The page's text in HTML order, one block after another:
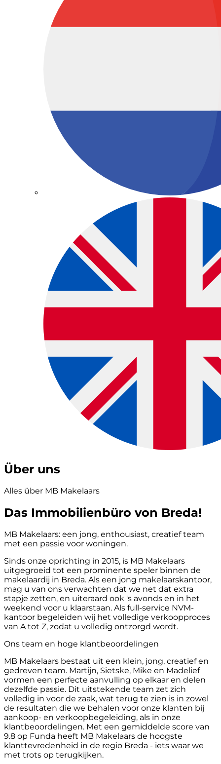
Über uns
Alles über MB Makelaars
Das Immobilienbüro von Breda!
MB Makelaars: een jong, enthousiast, creatief team
met een passie voor woningen.
Sinds onze oprichting in 2015, is MB Makelaars
uitgegroeid tot een prominente speler binnen de
makelaardij in Breda. Als een jong makelaarskantoor,
mag u van ons verwachten dat we net dat extra
stapje zetten, en uiteraard ook 's avonds en in het
weekend voor u klaarstaan. Als full-service NVM-
kantoor begeleiden wij het volledige verkoopproces
van A tot Z, zodat u volledig ontzorgd wordt.
Ons team en hoge klantbeoordelingen
MB Makelaars bestaat uit een klein, jong, creatief en
gedreven team. Martijn, Sietske, Mike en Madelief
vormen een perfecte aanvulling op elkaar en delen
dezelfde passie. Dit uitstekende team zet zich
volledig in voor de zaak, wat terug te zien is in zowel
de resultaten die we behalen voor onze klanten bij
aankoop- en verkoopbegeleiding, als in onze
klantbeoordelingen. Met een gemiddelde score van
9.8 op Funda heeft MB Makelaars de hoogste
klanttevredenheid in de regio Breda - iets waar we
met trots op terugkijken.